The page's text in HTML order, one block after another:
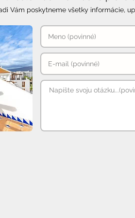
Vám poskytneme všetky informácie,